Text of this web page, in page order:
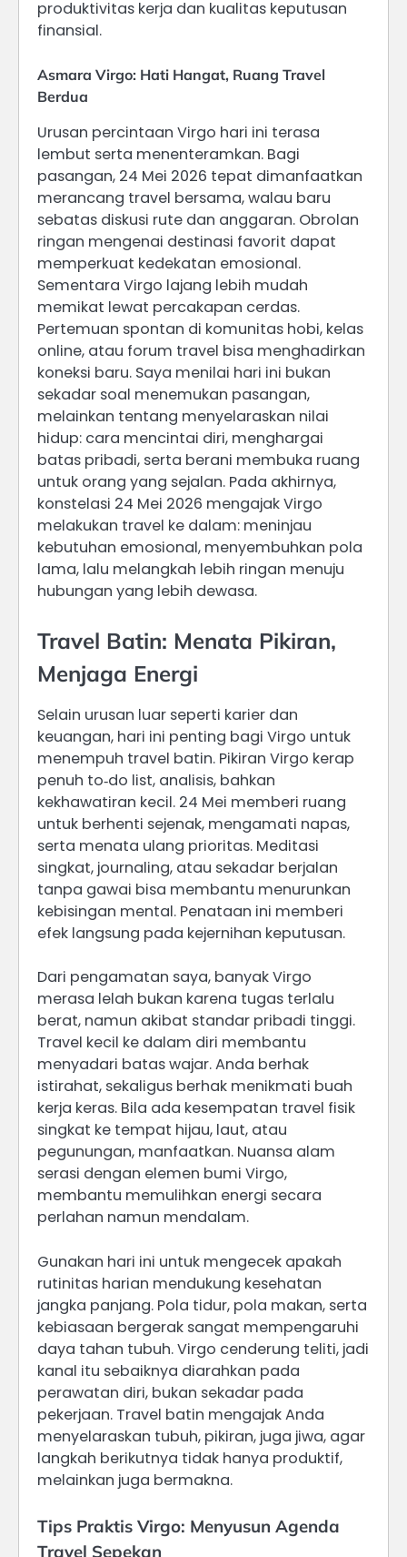
produktivitas kerja dan kualitas keputusan
finansial.
Asmara Virgo: Hati Hangat, Ruang Travel
Berdua
Urusan percintaan Virgo hari ini terasa
lembut serta menenteramkan. Bagi
pasangan, 24 Mei 2026 tepat dimanfaatkan
merancang travel bersama, walau baru
sebatas diskusi rute dan anggaran. Obrolan
ringan mengenai destinasi favorit dapat
memperkuat kedekatan emosional.
Sementara Virgo lajang lebih mudah
memikat lewat percakapan cerdas.
Pertemuan spontan di komunitas hobi, kelas
online, atau forum travel bisa menghadirkan
koneksi baru. Saya menilai hari ini bukan
sekadar soal menemukan pasangan,
melainkan tentang menyelaraskan nilai
hidup: cara mencintai diri, menghargai
batas pribadi, serta berani membuka ruang
untuk orang yang sejalan. Pada akhirnya,
konstelasi 24 Mei 2026 mengajak Virgo
melakukan travel ke dalam: meninjau
kebutuhan emosional, menyembuhkan pola
lama, lalu melangkah lebih ringan menuju
hubungan yang lebih dewasa.
Travel Batin: Menata Pikiran,
Menjaga Energi
Selain urusan luar seperti karier dan
keuangan, hari ini penting bagi Virgo untuk
menempuh travel batin. Pikiran Virgo kerap
penuh to‑do list, analisis, bahkan
kekhawatiran kecil. 24 Mei memberi ruang
untuk berhenti sejenak, mengamati napas,
serta menata ulang prioritas. Meditasi
singkat, journaling, atau sekadar berjalan
tanpa gawai bisa membantu menurunkan
kebisingan mental. Penataan ini memberi
efek langsung pada kejernihan keputusan.
Dari pengamatan saya, banyak Virgo
merasa lelah bukan karena tugas terlalu
berat, namun akibat standar pribadi tinggi.
Travel kecil ke dalam diri membantu
menyadari batas wajar. Anda berhak
istirahat, sekaligus berhak menikmati buah
kerja keras. Bila ada kesempatan travel fisik
singkat ke tempat hijau, laut, atau
pegunungan, manfaatkan. Nuansa alam
serasi dengan elemen bumi Virgo,
membantu memulihkan energi secara
perlahan namun mendalam.
Gunakan hari ini untuk mengecek apakah
rutinitas harian mendukung kesehatan
jangka panjang. Pola tidur, pola makan, serta
kebiasaan bergerak sangat mempengaruhi
daya tahan tubuh. Virgo cenderung teliti, jadi
kanal itu sebaiknya diarahkan pada
perawatan diri, bukan sekadar pada
pekerjaan. Travel batin mengajak Anda
menyelaraskan tubuh, pikiran, juga jiwa, agar
langkah berikutnya tidak hanya produktif,
melainkan juga bermakna.
Tips Praktis Virgo: Menyusun Agenda
Travel Sepekan